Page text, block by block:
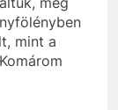
mint a